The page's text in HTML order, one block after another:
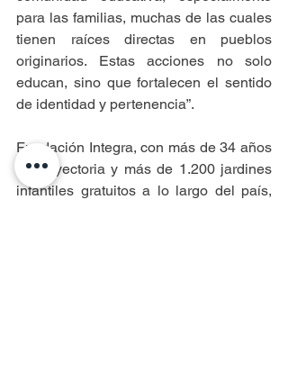
para las familias, muchas de las cuales
tienen raíces directas en pueblos
originarios. Estas acciones no solo
educan, sino que fortalecen el sentido
de identidad y pertenencia”.
Fundación Integra, con más de 34 años
de trayectoria y más de 1.200 jardines
infantiles gratuitos a lo largo del país,